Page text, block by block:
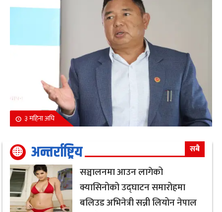
३ महिना अघि
अन्तर्राष्ट्रिय सबै
सञ्चालनमा आउन लागेको
क्यासिनोको उद्घाटन समारोहमा
बलिउड अभिनेत्री सन्नी लियोन नेपाल